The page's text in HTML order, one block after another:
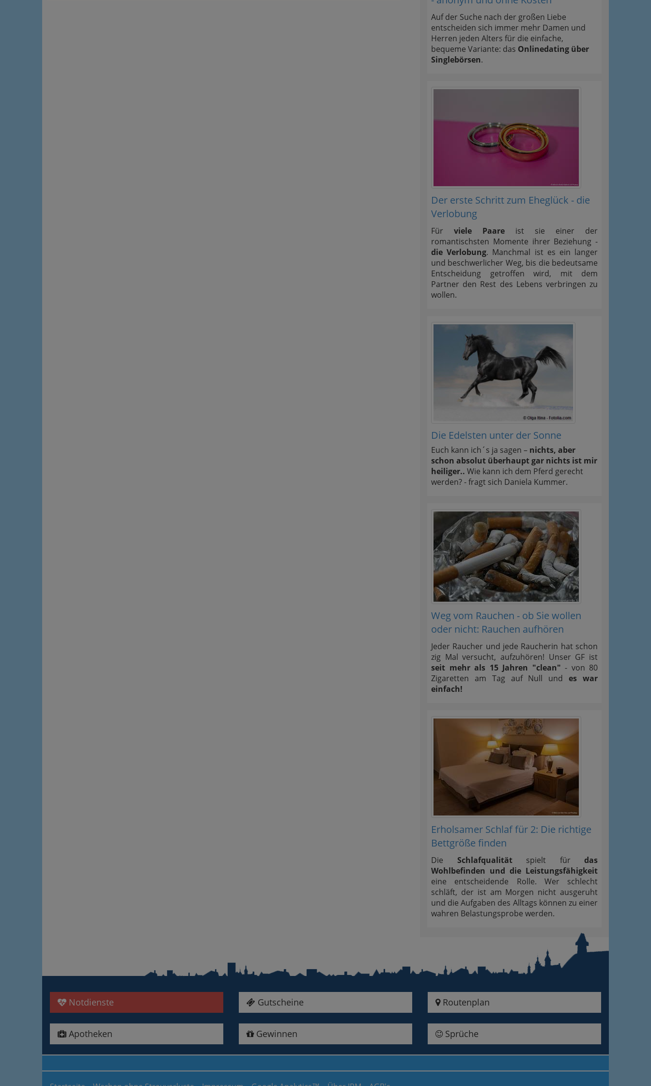
Auf der Suche nach der großen Liebe
entscheiden sich immer mehr Damen und
Herren jeden Alters für die einfache,
bequeme Variante: das Onlinedating über
Singlebörsen.
Der erste Schritt zum Eheglück - die
Verlobung
Für viele Paare ist sie einer der
romantischsten Momente ihrer Beziehung -
die Verlobung. Manchmal ist es ein langer
und beschwerlicher Weg, bis die bedeutsame
Entscheidung getroffen wird, mit dem
Partner den Rest des Lebens verbringen zu
wollen.
Die Edelsten unter der Sonne
Euch kann ich´s ja sagen – nichts, aber
schon absolut überhaupt gar nichts ist mir
heiliger.. Wie kann ich dem Pferd gerecht
werden? - fragt sich Daniela Kummer.
Weg vom Rauchen - ob Sie wollen
oder nicht: Rauchen aufhören
Jeder Raucher und jede Raucherin hat schon
zig Mal versucht, aufzuhören! Unser GF ist
seit mehr als 15 Jahren "clean" - von 80
Zigaretten am Tag auf Null undes war
einfach!
Erholsamer Schlaf für 2: Die richtige
Bettgröße finden
Die Schlafqualitätspielt für das
Wohlbefinden und die Leistungsfähigkeit
eine entscheidende Rolle. Wer schlecht
schläft, der ist am Morgen nicht ausgeruht
und die Aufgaben des Alltags können zu einer
wahren Belastungsprobe werden.
Notdienste
Apotheken
Gutscheine
Gewinnen
Routenplan
Sprüche